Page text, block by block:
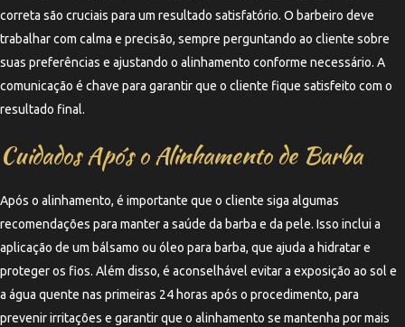
correta são cruciais para um resultado satisfatório. O barbeiro deve
trabalhar com calma e precisão, sempre perguntando ao cliente sobre
suas preferências e ajustando o alinhamento conforme necessário. A
comunicação é chave para garantir que o cliente fique satisfeito com o
resultado final.
Cuidados Após o Alinhamento de Barba
Após o alinhamento, é importante que o cliente siga algumas
recomendações para manter a saúde da barba e da pele. Isso inclui a
aplicação de um bálsamo ou óleo para barba, que ajuda a hidratar e
proteger os fios. Além disso, é aconselhável evitar a exposição ao sol e
a água quente nas primeiras 24 horas após o procedimento, para
prevenir irritações e garantir que o alinhamento se mantenha por mais